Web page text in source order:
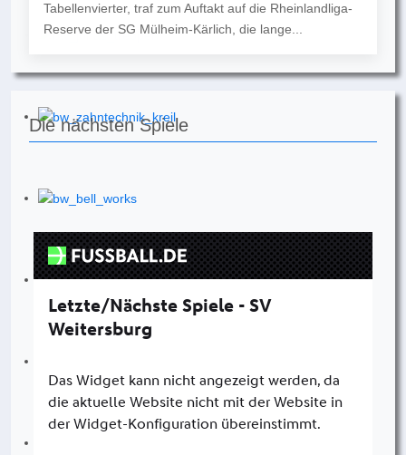
Tabellenvierter, traf zum Auftakt auf die Rheinlandliga-
Reserve der SG Mülheim-Kärlich, die lange...
Die nächsten Spiele